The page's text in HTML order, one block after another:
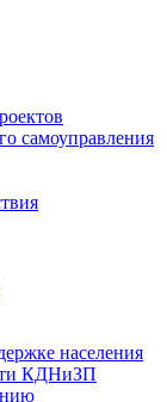
самоуправления
населения
КДНиЗП